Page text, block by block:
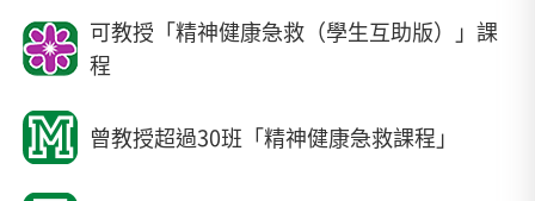
可教授「精神健康急救（學生互助版）」課
程
曾教授超過30班「精神健康急救課程」